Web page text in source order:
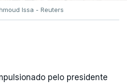
Issa - Reuters
pelo presidente